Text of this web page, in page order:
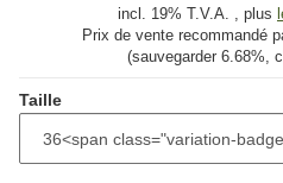
incl. 19% T.V.A. , plus
Prix ​​de vente recommandé
(sauvegarder 6.68%,
Taille